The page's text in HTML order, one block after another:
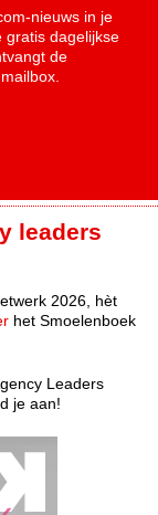
nieuws in je
gratis dagelijkse
de
leaders
2026, hèt
het Smoelenboek
Leaders
je aan!